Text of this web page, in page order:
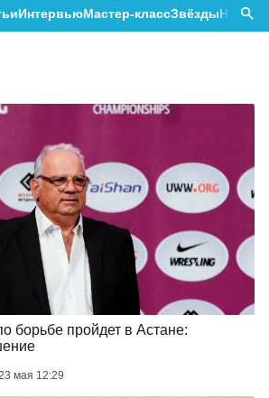
ИнтервьюМастер-классЗвёзды
борьбе пройдет в Астане:
мая 12:29